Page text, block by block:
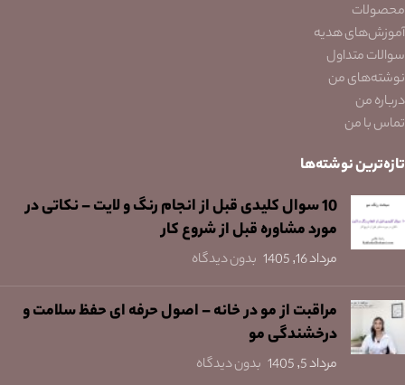
محصولات
آموزش‌های هدیه
سوالات متداول
نوشته‌های من
درباره من
تماس با من
تازه‌ترین نوشته‌ها
10 سوال کلیدی قبل از انجام رنگ و لایت – نکاتی در
مورد مشاوره قبل از شروع کار
مرداد 16, 1405 بدون دیدگاه
مراقبت از مو در خانه – اصول حرفه ای حفظ سلامت و
درخشندگی مو
مرداد 5, 1405 بدون دیدگاه